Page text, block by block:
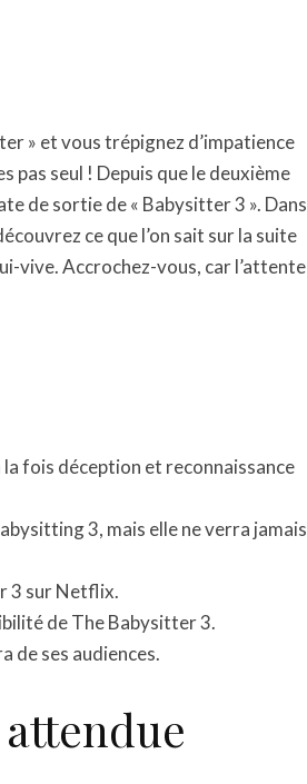
» et vous trépignez d’impatience
pas seul ! Depuis que le deuxième
de sortie de « Babysitter 3 ». Dans
ce que l’on sait sur la suite
vive. Accrochez-vous, car l’attente
fois déception et reconnaissance
3, mais elle ne verra jamais
3 sur Netflix.
de The Babysitter 3.
de ses audiences.